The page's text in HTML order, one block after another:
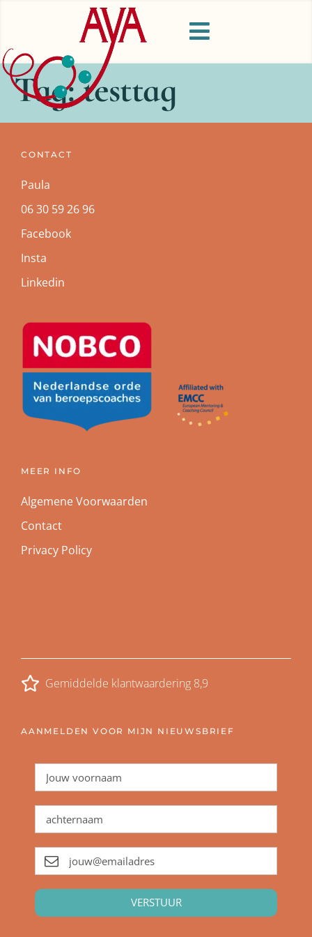
Tag:testtag
CONTACT
Paula
06 30 59 26 96
Facebook
Insta
Linkedin
MEER INFO
Algemene Voorwaarden
Contact
Privacy Policy
Gemiddelde klantwaardering 8,9
AANMELDEN VOOR MIJN NIEUWSBRIEF
VERSTUUR